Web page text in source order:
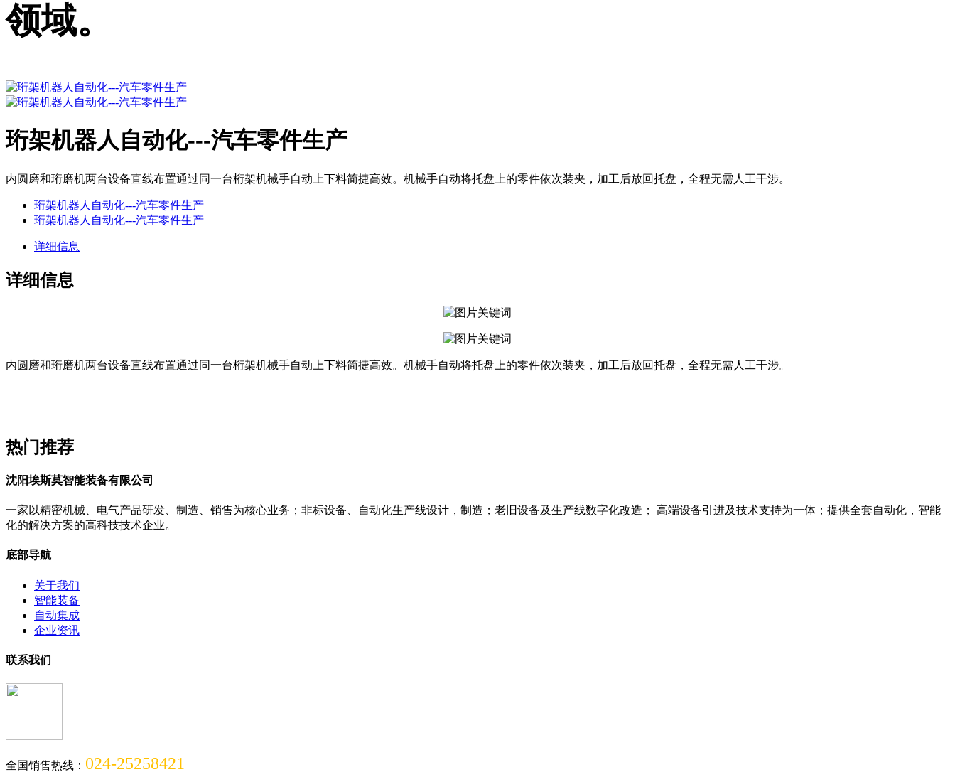
领域。
珩架机器人自动化---汽车零件生产
内圆磨和珩磨机两台设备直线布置通过同一台桁架机械手自动上下料简捷高效。机械手自动将托盘上的零件依次装夹，加工后放回托盘，全程无需人工干涉。
珩架机器人自动化---汽车零件生产
珩架机器人自动化---汽车零件生产
详细信息
详细信息
内圆磨和珩磨机两台设备直线布置通过同一台桁架机械手自动上下料简捷高效。机械手自动将托盘上的零件依次装夹，加工后放回托盘，全程无需人工干涉。
热门推荐
沈阳埃斯莫智能装备有限公司
一家以精密机械、电气产品研发、制造、销售为核心业务；非标设备、自动化生产线设计，制造；老旧设备及生产线数字化改造； 高端设备引进及技术支持为一体；提供全套自动化，智能
化的解决方案的高科技技术企业。
底部导航
关于我们
智能装备
自动集成
企业资讯
联系我们
全国销售热线： 024-25258421